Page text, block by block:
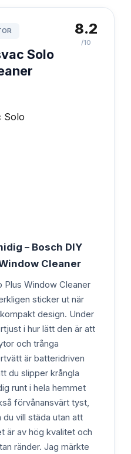
Solo
8.2
/10
– Bosch DIY
Cleaner
Plus Window Cleaner
sticker ut när
design. Under
i hur lätt den är att
och trånga
är batteridriven
du slipper krångla
runt i hela hemmet
förvånansvärt tyst,
vill städa utan att
är av hög kvalitet och
ränder. Jag märkte